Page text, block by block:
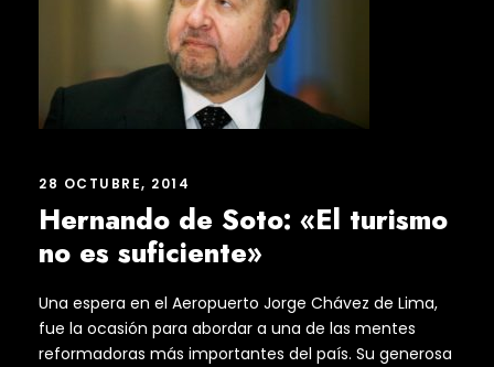
28 OCTUBRE, 2014
Hernando de Soto: «El turismo
no es suficiente»
Una espera en el Aeropuerto Jorge Chávez de Lima,
fue la ocasión para abordar a una de las mentes
reformadoras más importantes del país. Su generosa